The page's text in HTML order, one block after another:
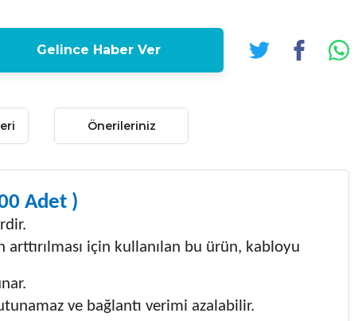
Gelince Haber Ver
Önerileriniz
Adet )
için kullanılan bu ürün, kabloyu
ve bağlantı verimi azalabilir.